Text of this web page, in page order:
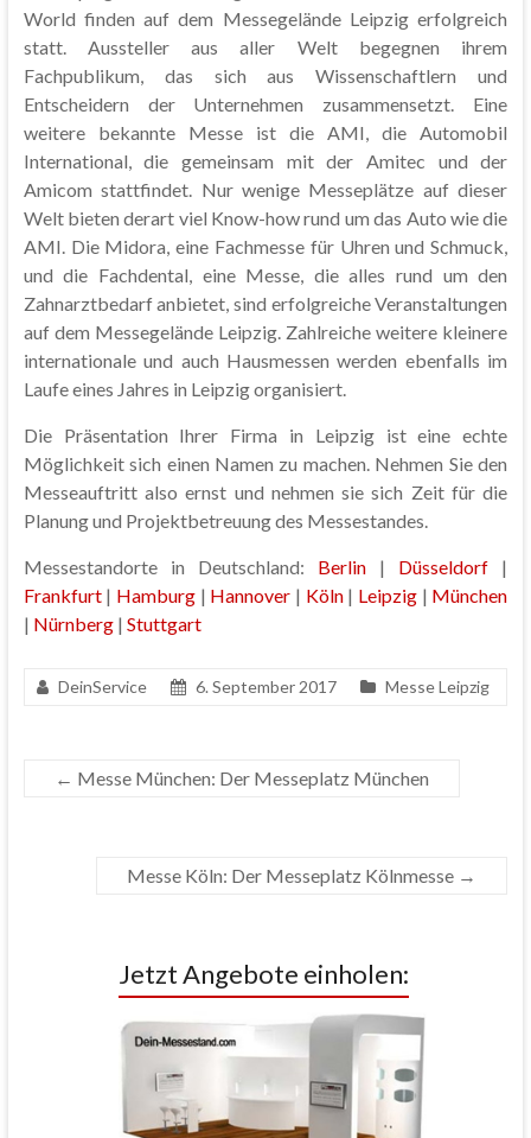
World finden auf dem Messegelände Leipzig erfolgreich
statt. Aussteller aus aller Welt begegnen ihrem
Fachpublikum, das sich aus Wissenschaftlern und
Entscheidern der Unternehmen zusammensetzt. Eine
weitere bekannte Messe ist die AMI, die Automobil
International, die gemeinsam mit der Amitec und der
Amicom stattfindet. Nur wenige Messeplätze auf dieser
Welt bieten derart viel Know-how rund um das Auto wie die
AMI. Die Midora, eine Fachmesse für Uhren und Schmuck,
und die Fachdental, eine Messe, die alles rund um den
Zahnarztbedarf anbietet, sind erfolgreiche Veranstaltungen
auf dem Messegelände Leipzig. Zahlreiche weitere kleinere
internationale und auch Hausmessen werden ebenfalls im
Laufe eines Jahres in Leipzig organisiert.
Die Präsentation Ihrer Firma in Leipzig ist eine echte
Möglichkeit sich einen Namen zu machen. Nehmen Sie den
Messeauftritt also ernst und nehmen sie sich Zeit für die
Planung und Projektbetreuung des Messestandes.
Messestandorte in Deutschland: Berlin| Düsseldorf |
Frankfurt| Hamburg | Hannover | Köln| Leipzig| München
| Nürnberg| Stuttgart
DeinService 6. September 2017 Messe Leipzig
← Messe München: Der Messeplatz München
Messe Köln: Der Messeplatz Kölnmesse →
Jetzt Angebote einholen: